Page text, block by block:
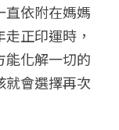
直依附在媽媽
正印運時，
能化解一切的
就會選擇再次